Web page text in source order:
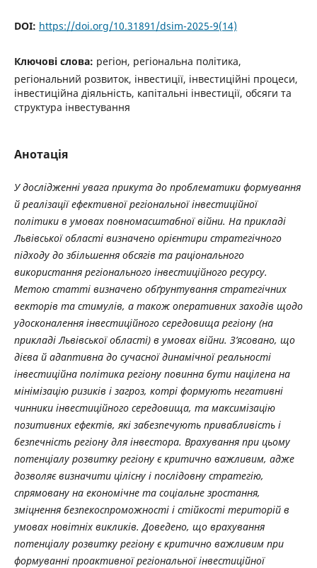
DOI: https://doi.org/10.31891/dsim-2025-9(14)
Ключові слова: регіон, регіональна політика,
регіональний розвиток, інвестиції, інвестиційні процеси,
інвестиційна діяльність, капітальні інвестиції, обсяги та
структура інвестування
Анотація
У дослідженні увага прикута до проблематики формування
й реалізації ефективної регіональної інвестиційної
політики в умовах повномасштабної війни. На прикладі
Львівської області визначено орієнтири стратегічного
підходу до збільшення обсягів та раціонального
використання регіонального інвестиційного ресурсу.
Метою статті визначено обґрунтування стратегічних
векторів та стимулів, а також оперативних заходів щодо
удосконалення інвестиційного середовища регіону (на
прикладі Львівської області) в умовах війни. З’ясовано, що
дієва й адаптивна до сучасної динамічної реальності
інвестиційна політика регіону повинна бути націлена на
мінімізацію ризиків і загроз, котрі формують негативні
чинники інвестиційного середовища, та максимізацію
позитивних ефектів, які забезпечують привабливість і
безпечність регіону для інвестора. Врахування при цьому
потенціалу розвитку регіону є критично важливим, адже
дозволяє визначити цілісну і послідовну стратегію,
спрямовану на економічне та соціальне зростання,
зміцнення безпекоспроможності і стійкості територій в
умовах новітніх викликів. Доведено, що врахування
потенціалу розвитку регіону є критично важливим при
формуванні проактивної регіональної інвестиційної